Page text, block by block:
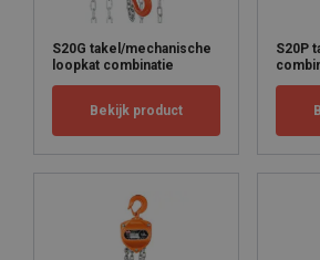
S20G takel/mechanische
loopkat combinatie
Bekijk product
S20P